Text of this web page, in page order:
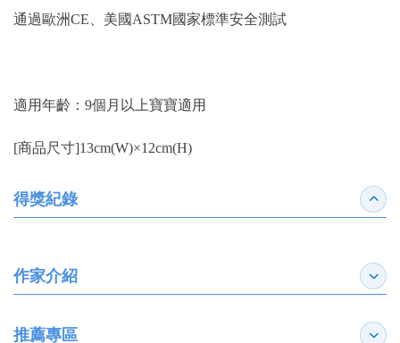
通過歐洲CE、美國ASTM國家標準安全測試
適用年齡：9個月以上寶寶適用
[商品尺寸]13cm(W)×12cm(H)
得獎紀錄 收合
作家介紹 展開
推薦專區 展開